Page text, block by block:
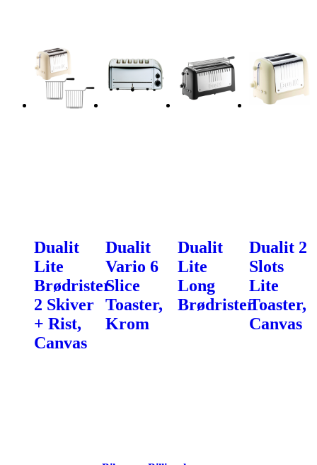
Dualit
Lite
Brødrister
2 Skiver
+ Rist,
Canvas
Dualit
Vario 6
Slice
Toaster,
Krom
Dualit
Lite
Long
Brødrister
Dualit 2
Slots
Lite
Toaster,
Canvas